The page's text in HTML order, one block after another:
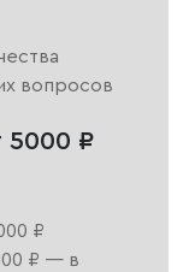
вопросов
5000 ₽
₽
₽ — в